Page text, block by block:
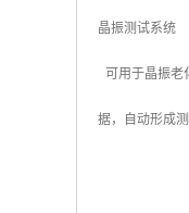
晶振测试系统
据，自动形成